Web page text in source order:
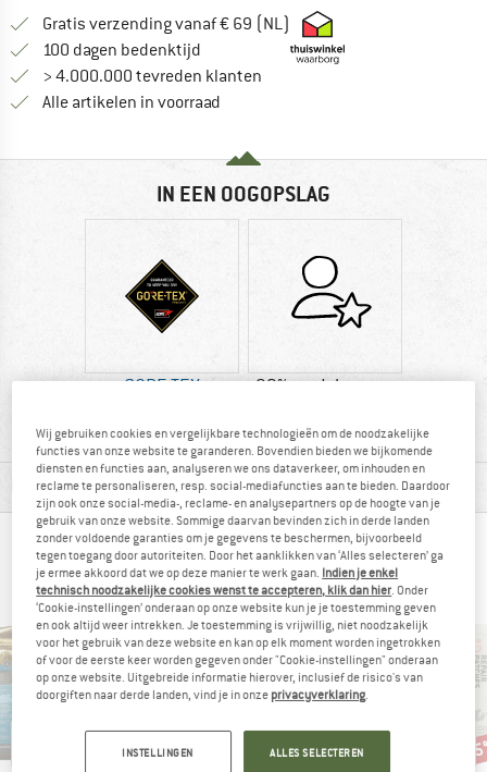
Gratis verzending vanaf € 69 (NL) Vind hier de
100 dagen bedenktijd Vind de betalingsinformatie hier!
> 4.000.000 tevreden klanten
Alle artikelen in voorraad
IN EEN OOGOPSLAG
GORE-TEX 92% raadt het aan
MATERIAALGEGEVENS & KENMERKEN
BERGVRIENDEN DIE DIT BEKEKEN HEBBEN,
KEKEN OOK NAAR
Korting
-15% Korting
-15% -
Wij gebruiken cookies en vergelijkbare technologieën om de noodzakelijke
functies van onze website te garanderen. Bovendien bieden we bijkomende
diensten en functies aan, analyseren we ons dataverkeer, om inhouden en
reclame te personaliseren, resp. social-mediafuncties aan te bieden. Daardoor
zijn ook onze social-media-, reclame- en analysepartners op de hoogte van je
gebruik van onze website. Sommige daarvan bevinden zich in derde landen
zonder voldoende garanties om je gegevens te beschermen, bijvoorbeeld
tegen toegang door autoriteiten. Door het aanklikken van ‘Alles selecteren’ ga
je ermee akkoord dat we op deze manier te werk gaan. Indien je enkel
technisch noodzakelijke cookies wenst te accepteren, klik dan hier. Onder
‘Cookie-instellingen’ onderaan op onze website kun je je toestemming geven
en ook altijd weer intrekken. Je toestemming is vrijwillig, niet noodzakelijk
voor het gebruik van deze website en kan op elk moment worden ingetrokken
of voor de eerste keer worden gegeven onder "Cookie-instellingen" onderaan
op onze website. Uitgebreide informatie hierover, inclusief de risico's van
doorgiften naar derde landen, vind je in onze privacyverklaring.
INSTELLINGEN ALLES SELECTEREN